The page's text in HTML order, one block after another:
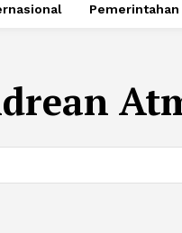
Pemerintahan